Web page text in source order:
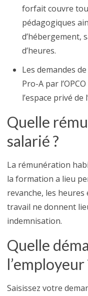
forfait couvre
pédagogiques
d’hébergement,
d’heures.
Les demandes
Pro-A par
l’espace privé de
Quelle
salarié ?
La rémunération
la formation a lieu
revanche, les
travail ne donnent
indemnisation.
Quelle
l’employeur
Saisissez votre